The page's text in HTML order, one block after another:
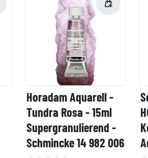
Horadam Aquarell -
Tundra Rosa - 15ml
Supergranulierend -
Schmincke 14 982 006